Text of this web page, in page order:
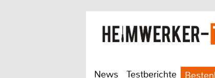
News Testberichte